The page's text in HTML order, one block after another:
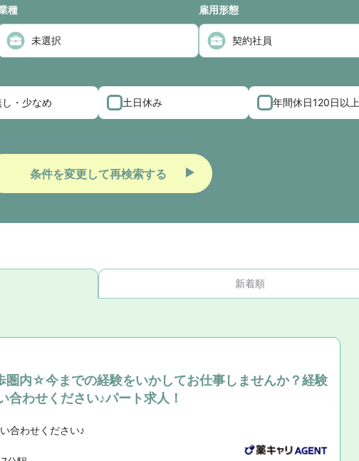
種 雇用形態
・少なめ 土日休み 年間休日120日以上
条件を変更して再検索する
新着順
圏内☆今までの経験をいかしてお仕事しませんか？経験
わせください♪パート求人！
合わせください♪